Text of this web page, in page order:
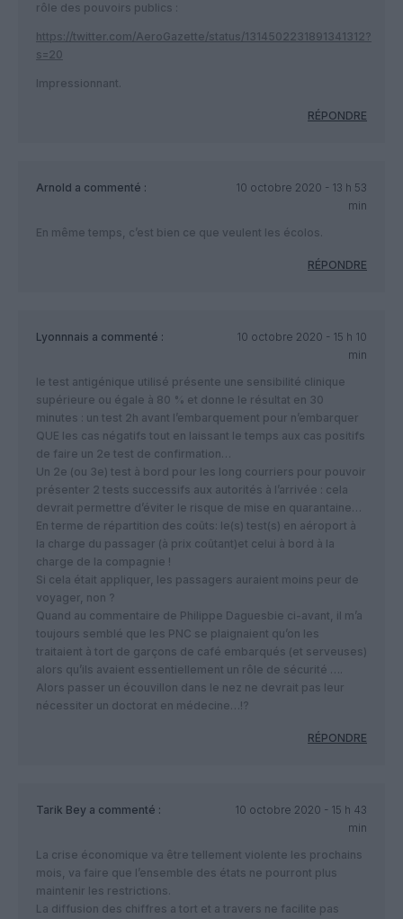
rôle des pouvoirs publics :
https://twitter.com/AeroGazette/status/1314502231891341312?
s=20
Impressionnant.
RÉPONDRE
Arnold a commenté :
10 octobre 2020 - 13 h 53
min
En même temps, c’est bien ce que veulent les écolos.
RÉPONDRE
Lyonnnais a commenté :
10 octobre 2020 - 15 h 10
min
le test antigénique utilisé présente une sensibilité clinique
supérieure ou égale à 80 % et donne le résultat en 30
minutes : un test 2h avant l’embarquement pour n’embarquer
QUE les cas négatifs tout en laissant le temps aux cas positifs
de faire un 2e test de confirmation…
Un 2e (ou 3e) test à bord pour les long courriers pour pouvoir
présenter 2 tests successifs aux autorités à l’arrivée : cela
devrait permettre d’éviter le risque de mise en quarantaine…
En terme de répartition des coûts: le(s) test(s) en aéroport à
la charge du passager (à prix coûtant)et celui à bord à la
charge de la compagnie !
Si cela était appliquer, les passagers auraient moins peur de
voyager, non ?
Quand au commentaire de Philippe Daguesbie ci-avant, il m’a
toujours semblé que les PNC se plaignaient qu’on les
traitaient à tort de garçons de café embarqués (et serveuses)
alors qu’ils avaient essentiellement un rôle de sécurité ….
Alors passer un écouvillon dans le nez ne devrait pas leur
nécessiter un doctorat en médecine…!?
RÉPONDRE
Tarik Bey a commenté :
10 octobre 2020 - 15 h 43
min
La crise économique va être tellement violente les prochains
mois, va faire que l’ensemble des états ne pourront plus
maintenir les restrictions.
La diffusion des chiffres a tort et a travers ne facilite pas